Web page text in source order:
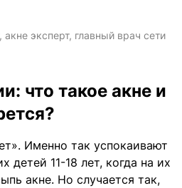
эксперт, главный врач сети
что такое акне и
Именно так успокаивают
детей 11-18 лет, когда на их
акне. Но случается так,